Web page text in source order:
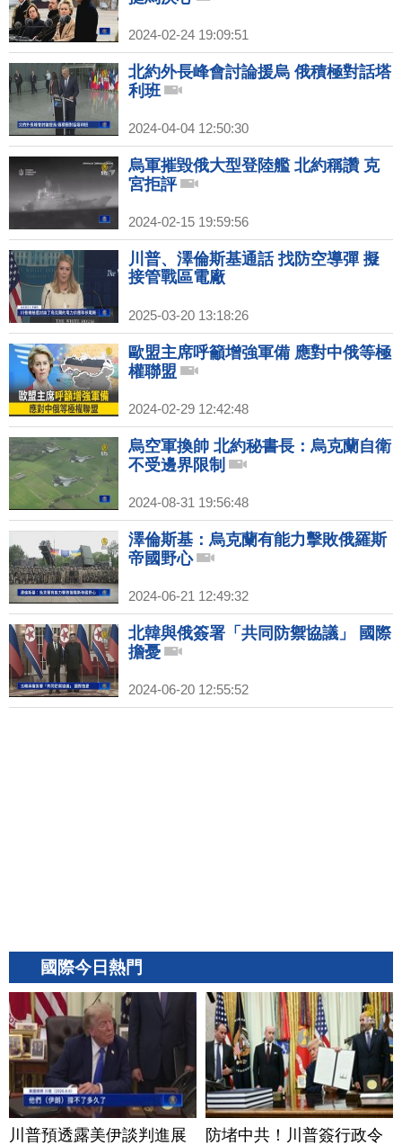
2024-02-24 19:09:51
北約外長峰會討論援烏 俄積極對話塔
利班
2024-04-04 12:50:30
烏軍摧毀俄大型登陸艦 北約稱讚 克
宮拒評
2024-02-15 19:59:56
川普、澤倫斯基通話 找防空導彈 擬
接管戰區電廠
2025-03-20 13:18:26
歐盟主席呼籲增強軍備 應對中俄等極
權聯盟
2024-02-29 12:42:48
烏空軍換帥 北約秘書長：烏克蘭自衛
不受邊界限制
2024-08-31 19:56:48
澤倫斯基：烏克蘭有能力擊敗俄羅斯
帝國野心
2024-06-21 12:49:32
北韓與俄簽署「共同防禦協議」 國際
擔憂
2024-06-20 12:55:52
國際今日熱門
川普預透露美伊談判進展
防堵中共！川普簽行政令